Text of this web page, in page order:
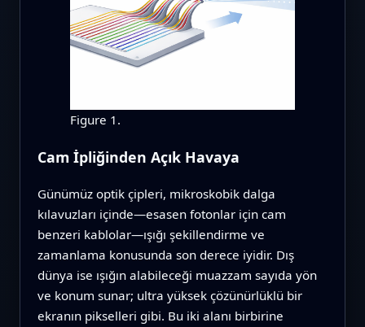
Figure 1.
Cam İpliğinden Açık Havaya
Günümüz optik çipleri, mikroskobik dalga
kılavuzları içinde—esasen fotonlar için cam
benzeri kablolar—ışığı şekillendirme ve
zamanlama konusunda son derece iyidir. Dış
dünya ise ışığın alabileceği muazzam sayıda yön
ve konum sunar; ultra yüksek çözünürlüklü bir
ekranın pikselleri gibi. Bu iki alanı birbirine